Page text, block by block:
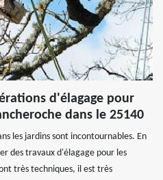
d'élagage pour
dans le 25140
les jardins sont incontournables. En
des travaux d'élagage pour les
très techniques, il est très